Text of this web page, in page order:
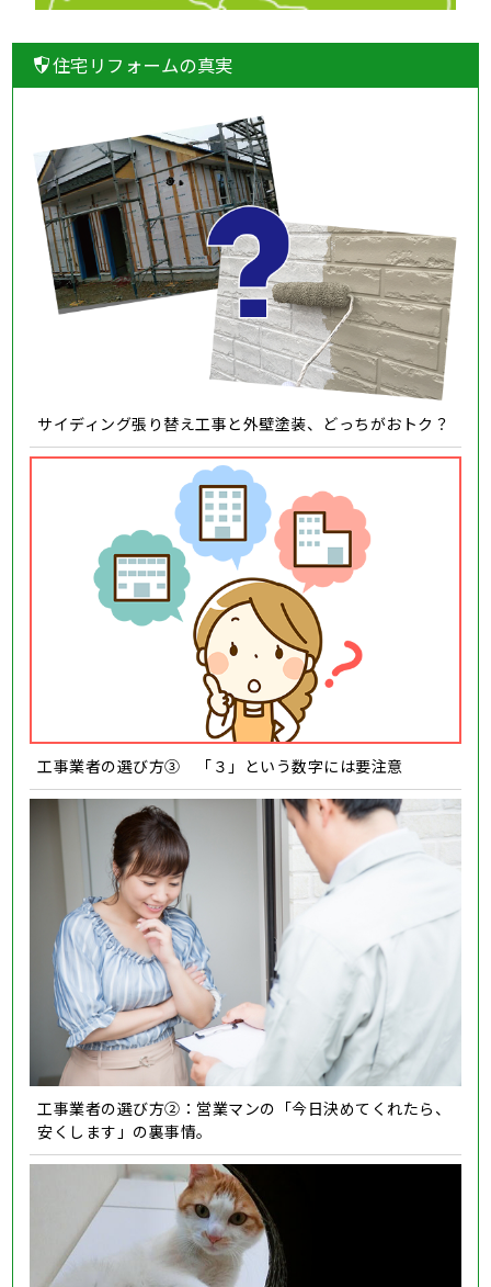
住宅リフォームの真実
サイディング張り替え工事と外壁塗装、どっちがおトク？
工事業者の選び方③ 「３」という数字には要注意
工事業者の選び方②：営業マンの「今日決めてくれたら、
安くします」の裏事情。